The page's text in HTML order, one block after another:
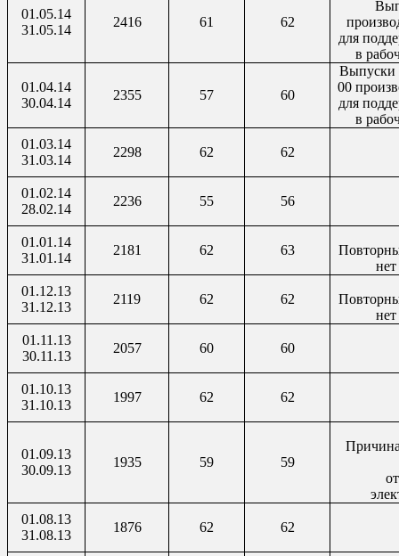
01.05.14
31.05.14
2416 61 62
для
в
01.04.14
30.04.14
2355 57 60
Выпуски
00
для
в
01.03.14
31.03.14
2298 62 62
01.02.14
28.02.14
2236 55 56
01.01.14
31.01.14
2181 62 63
01.12.13
31.12.13
2119 62 62
01.11.13
30.11.13
2057 60 60
01.10.13
31.10.13
1997 62 62
01.09.13
30.09.13
1935 59 59
01.08.13
31.08.13
1876 62 62